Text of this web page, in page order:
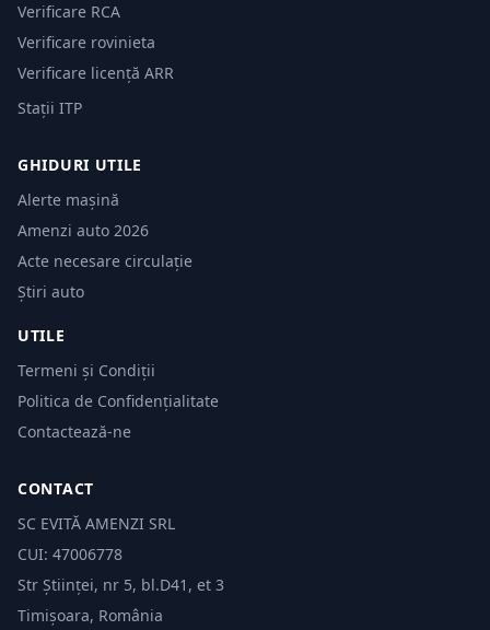
Verificare RCA
Verificare rovinieta
Verificare licență ARR
Stații ITP
GHIDURI UTILE
Alerte mașină
Amenzi auto 2026
Acte necesare circulație
Știri auto
UTILE
Termeni și Condiții
Politica de Confidențialitate
Contactează-ne
CONTACT
SC EVITĂ AMENZI SRL
CUI: 47006778
Str Științei, nr 5, bl.D41, et 3
Timișoara, România